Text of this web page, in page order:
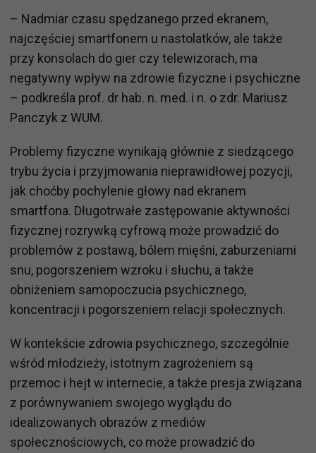
– Nadmiar czasu spędzanego przed ekranem,
najczęściej smartfonem u nastolatków, ale także
przy konsolach do gier czy telewizorach, ma
negatywny wpływ na zdrowie fizyczne i psychiczne
– podkreśla prof. dr hab. n. med. i n. o zdr. Mariusz
Panczyk z WUM.
Problemy fizyczne wynikają głównie z siedzącego
trybu życia i przyjmowania nieprawidłowej pozycji,
jak choćby pochylenie głowy nad ekranem
smartfona. Długotrwałe zastępowanie aktywności
fizycznej rozrywką cyfrową może prowadzić do
problemów z postawą, bólem mięśni, zaburzeniami
snu, pogorszeniem wzroku i słuchu, a także
obniżeniem samopoczucia psychicznego,
koncentracji i pogorszeniem relacji społecznych.
W kontekście zdrowia psychicznego, szczególnie
wśród młodzieży, istotnym zagrożeniem są
przemoc i hejt w internecie, a także presja związana
z porównywaniem swojego wyglądu do
idealizowanych obrazów z mediów
społecznościowych, co może prowadzić do